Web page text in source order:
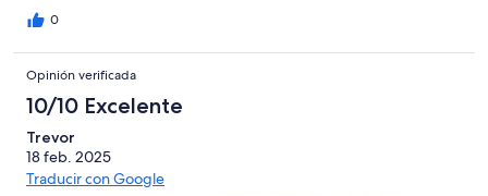
0
Opinión verificada
10/10 Excelente
Trevor
18 feb. 2025
Traducir con Google